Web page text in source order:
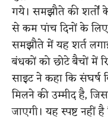
गये। समझौते की शर्तों
से कम पांच दिनों के
समझौते में यह शर्त
बंधकों को छोटे बैचों में
साइट ने कहा कि संघर्ष
मिलने की उम्मीद है,
जाएगी।​यह स्पष्ट नहीं